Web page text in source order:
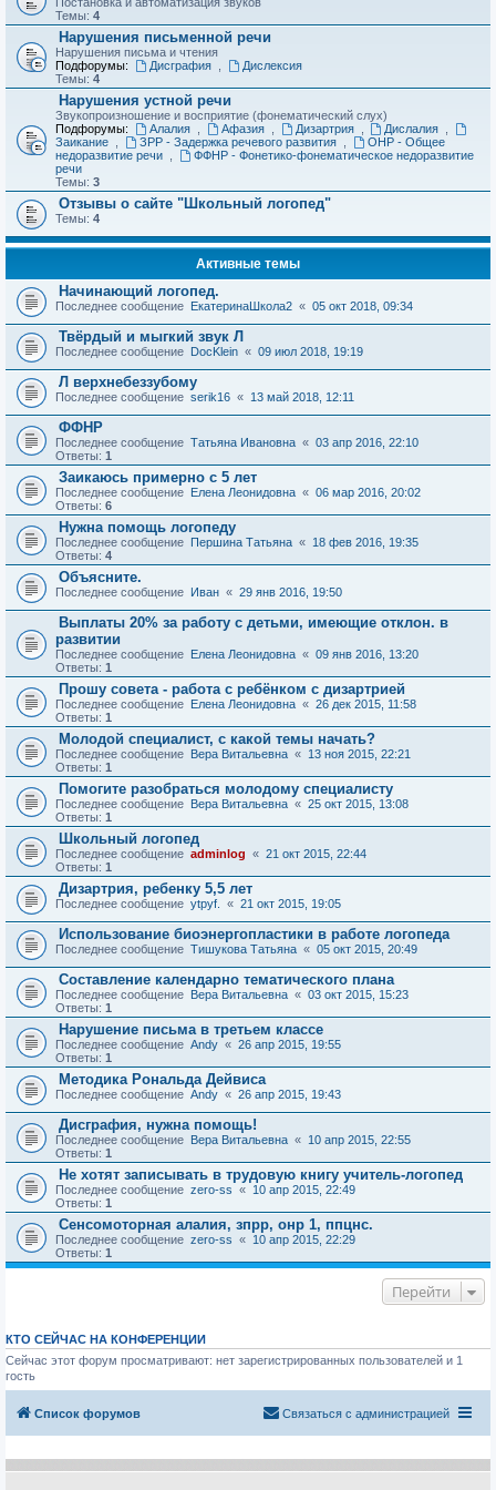
Темы: 4
Нарушения письменной речи
Нарушения письма и чтения
Подфорумы:
Дисграфия
Дислексия
Темы: 4
Нарушения устной речи
Звукопроизношение и восприятие (фонематический слух)
Подфорумы:
Алалия Афазия Дизартрия Дислалия
Заикание
ЗРР - Задержка речевого развития
ОНР - Общее
недоразвитие речи
ФФНР - Фонетико-фонематическое недоразвитие
речи
Темы: 3
Отзывы о сайте "Школьный логопед"
Темы: 4
Активные темы
Начинающий логопед.
Последнее сообщение ЕкатеринаШкола2 « 05 окт 2018, 09:34
Твёрдый и мыгкий звук Л
Последнее сообщение DocKlein « 09 июл 2018, 19:19
Л верхнебеззубому
Последнее сообщение serik16 « 13 май 2018, 12:11
ФФНР
Последнее сообщение Татьяна Ивановна « 03 апр 2016, 22:10
Ответы: 1
Заикаюсь примерно с 5 лет
Последнее сообщение Елена Леонидовна « 06 мар 2016, 20:02
Ответы: 6
Нужна помощь логопеду
Последнее сообщение Першина Татьяна « 18 фев 2016, 19:35
Ответы: 4
Объясните.
Последнее сообщение Иван « 29 янв 2016, 19:50
Выплаты 20% за работу с детьми, имеющие отклон. в
развитии
Последнее сообщение Елена Леонидовна « 09 янв 2016, 13:20
Ответы: 1
Прошу совета - работа с ребёнком с дизартрией
Последнее сообщение Елена Леонидовна « 26 дек 2015, 11:58
Ответы: 1
Молодой специалист, с какой темы начать?
Последнее сообщение Вера Витальевна « 13 ноя 2015, 22:21
Ответы: 1
Помогите разобраться молодому специалисту
Последнее сообщение Вера Витальевна « 25 окт 2015, 13:08
Ответы: 1
Школьный логопед
Последнее сообщение adminlog « 21 окт 2015, 22:44
Ответы: 1
Дизартрия, ребенку 5,5 лет
Последнее сообщение ytpyf. « 21 окт 2015, 19:05
Использование биоэнергопластики в работе логопеда
Последнее сообщение Тишукова Татьяна « 05 окт 2015, 20:49
Составление календарно тематического плана
Последнее сообщение Вера Витальевна « 03 окт 2015, 15:23
Ответы: 1
Нарушение письма в третьем классе
Последнее сообщение Andy « 26 апр 2015, 19:55
Ответы: 1
Методика Рональда Дейвиса
Последнее сообщение Andy « 26 апр 2015, 19:43
Дисграфия, нужна помощь!
Последнее сообщение Вера Витальевна « 10 апр 2015, 22:55
Ответы: 1
Не хотят записывать в трудовую книгу учитель-логопед
Последнее сообщение zero-ss « 10 апр 2015, 22:49
Ответы: 1
Сенсомоторная алалия, зпрр, онр 1, ппцнс.
Последнее сообщение zero-ss « 10 апр 2015, 22:29
Ответы: 1
Перейти
КТО СЕЙЧАС НА КОНФЕРЕНЦИИ
Сейчас этот форум просматривают: нет зарегистрированных пользователей и 1
гость
Список форумов Связаться с администрацией